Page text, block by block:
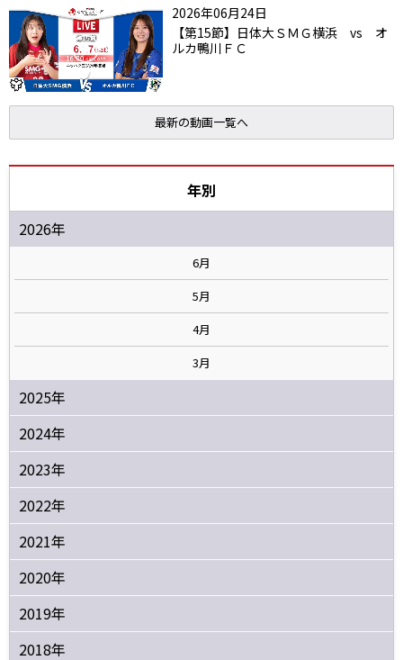
2026年06月24日
【第15節】日体大ＳＭＧ横浜 vs オ
ルカ鴨川ＦＣ
最新の動画一覧へ
年別
2026年
6月
5月
4月
3月
2025年
2024年
2023年
2022年
2021年
2020年
2019年
2018年